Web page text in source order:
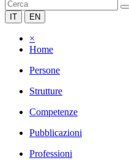
IT EN
×
Home
Persone
Strutture
Competenze
Pubblicazioni
Professioni